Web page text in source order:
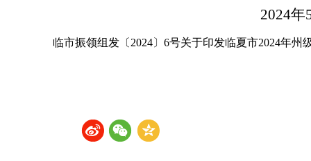
2024年
临市振领组发〔2024〕6号关于印发临夏市2024年